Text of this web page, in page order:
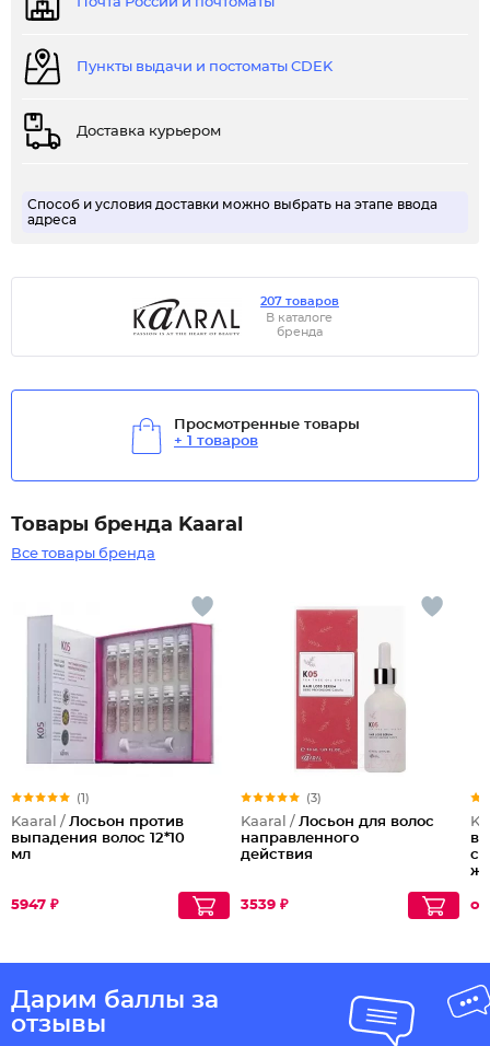
Пункты выдачи и постоматы CDEK
Доставка курьером
Способ и условия доставки можно выбрать на этапе ввода
адреса
207 товаров
В каталоге
бренда
Просмотренные товары
+ 1 товаров
Товары бренда Kaaral
Все товары бренда
(1)
Kaaral / Лосьон против
выпадения волос 12*10
мл
5947 ₽
(3)
Kaaral / Лосьон для волос
направленного
действия
3539 ₽
Дарим баллы за
отзывы